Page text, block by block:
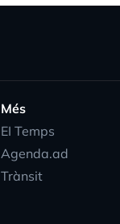
Més
EI Temps
Agenda.ad
Trànsit